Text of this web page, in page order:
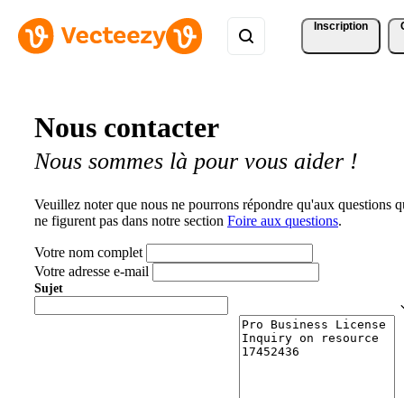
Inscription
Nous contacter
Nous sommes là pour vous aider !
Veuillez noter que nous ne pourrons répondre qu'aux questions
ne figurent pas dans notre section Foire aux questions.
Votre nom complet
Votre adresse e-mail
Sujet